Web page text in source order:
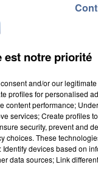
déjà « sur les
classes
est notre priorité
and/or our
profiles for personalised
performance;
services; Create profiles
security, prevent and
choices. These
devices based on
data sources; Link